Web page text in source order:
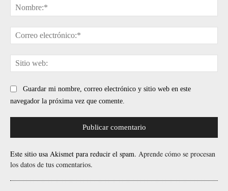
Guardar mi nombre, correo electrónico y sitio web en este
navegador la próxima vez que comente.
Este sitio usa Akismet para reducir el spam. Aprende cómo se procesan
los datos de tus comentarios.